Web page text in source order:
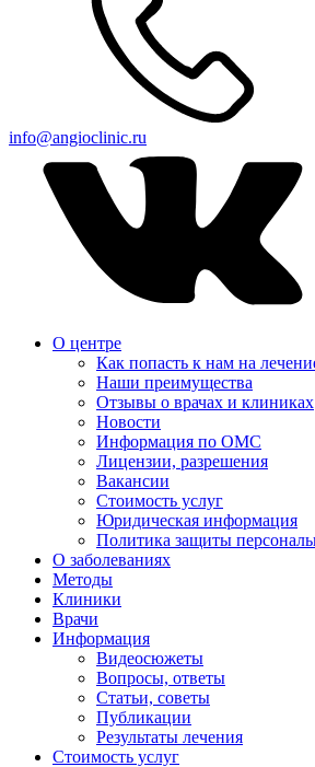
info@angioclinic.ru
О центре
Как попасть к нам на
Наши преимущества
Отзывы о врачах и клиниках
Новости
Информация по ОМС
Лицензии, разрешения
Вакансии
Стоимость услуг
Юридическая информация
Политика защиты
О заболеваниях
Методы
Клиники
Врачи
Информация
Видеосюжеты
Вопросы, ответы
Статьи, советы
Публикации
Результаты лечения
Стоимость услуг